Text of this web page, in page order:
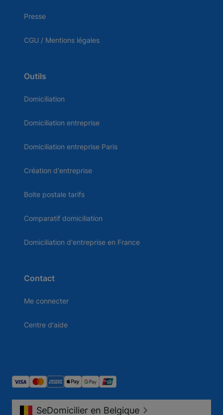
Presse
CGU / Mentions légales
Outils
Domiciliation
Domiciliation entreprise
Domiciliation entreprise Paris
Création d'entreprise
Boite postale tarifs
Comparatif domiciliation
Domiciliation d'entreprise en France
Contact
Me connecter
Centre d'aide
SeDomicilier en Belgique